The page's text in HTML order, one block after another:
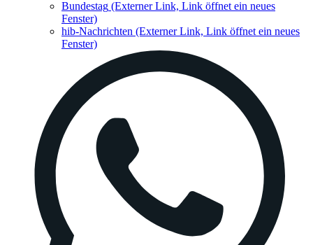
Bundestag (Externer Link, Link öffnet ein neues
Fenster)
hib-Nachrichten (Externer Link, Link öffnet ein neues
Fenster)